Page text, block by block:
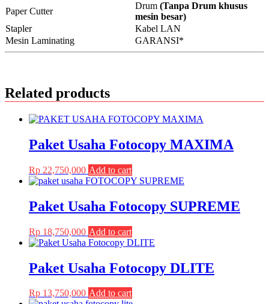
Paper Cutter
Drum (Tanpa Drum khusus
mesin besar)
Stapler
Kabel LAN
Mesin Laminating
GARANSI*
Related products
Paket Usaha Fotocopy MAXIMA
Rp 22,750,000 Add to cart
Paket Usaha Fotocopy SUPREME
Rp 18,750,000 Add to cart
Paket Usaha Fotocopy DLITE
Rp 13,750,000 Add to cart